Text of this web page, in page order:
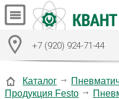
+7 (920) 924-71-44
Каталог
Продукция Festo